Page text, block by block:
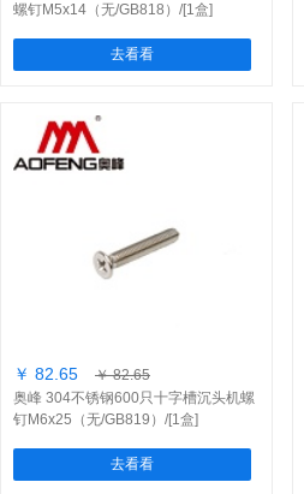
螺钉M5x14（无/GB818）/[1盒]
去看看
￥ 82.65
￥ 82.65
奥峰 304不锈钢600只十字槽沉头机螺
钉M6x25（无/GB819）/[1盒]
去看看